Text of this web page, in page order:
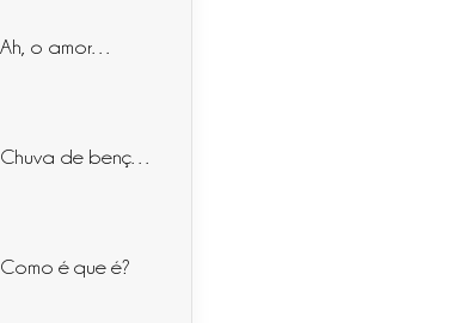
Ah, o amor…
Como é que é?